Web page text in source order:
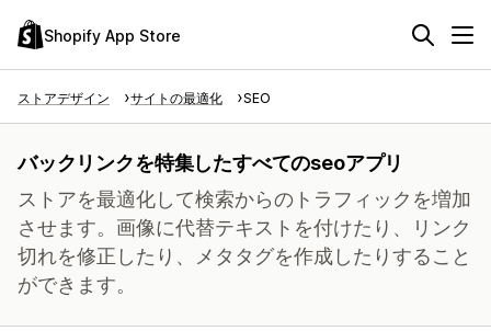
Shopify App Store
ストアデザイン サイトの最適化 SEO
バックリンクを特集したすべてのseoアプリ
ストアを最適化して検索からのトラフィックを増加
させます。画像に代替テキストを付けたり、リンク
切れを修正したり、メタタグを作成したりすること
ができます。